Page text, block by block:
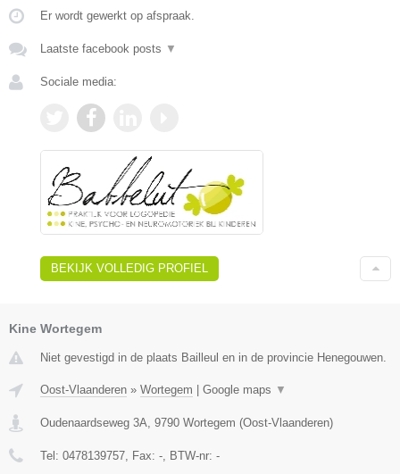
Er wordt gewerkt op afspraak.
Laatste facebook posts ▼
Sociale media:
BEKIJK VOLLEDIG PROFIEL
Kine Wortegem
Niet gevestigd in de plaats Bailleul en in de provincie Henegouwen.
Oost-Vlaanderen » Wortegem | Google maps ▼
Oudenaardseweg 3A 9790 Wortegem (Oost-Vlaanderen)
Tel: 0478139757 , Fax: - , BTW-nr: -